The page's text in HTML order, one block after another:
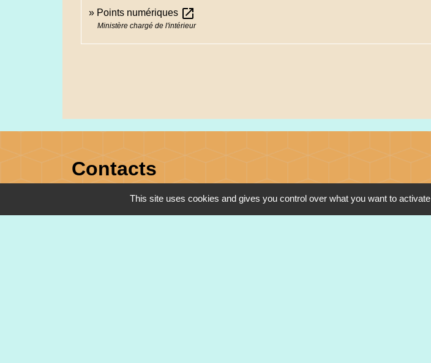
Points numériques open_in_new
Ministère chargé de l'intérieur
Contacts
This site uses cookies and gives you control over what you want to activate